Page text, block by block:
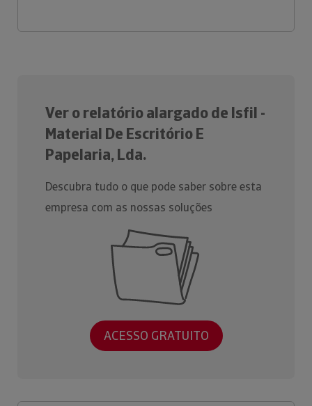
Ver o relatório alargado de Isfil -
Material De Escritório E
Papelaria, Lda.
Descubra tudo o que pode saber sobre esta
empresa com as nossas soluções
ACESSO GRATUITO